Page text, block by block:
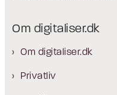
Om digitaliser.dk
Om digitaliser.dk
Privatliv